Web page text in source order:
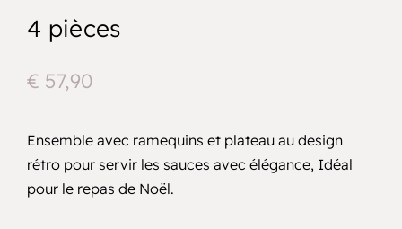
4 pièces
€ 57,90
Ensemble avec ramequins et plateau au design
rétro pour servir les sauces avec élégance, Idéal
pour le repas de Noël.